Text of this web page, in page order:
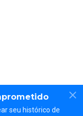
seu histórico de